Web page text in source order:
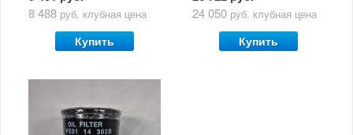
маслом Mazda Original Oil
8 488 руб. клубная цена
Купить
5W30
24 050 руб. клубная цена
Купить